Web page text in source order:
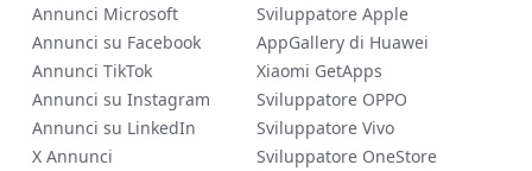
Annunci Microsoft
Annunci su Facebook
Annunci TikTok
Annunci su Instagram
Annunci su LinkedIn
X Annunci
Sviluppatore Apple
AppGallery di Huawei
Xiaomi GetApps
Sviluppatore OPPO
Sviluppatore Vivo
Sviluppatore OneStore